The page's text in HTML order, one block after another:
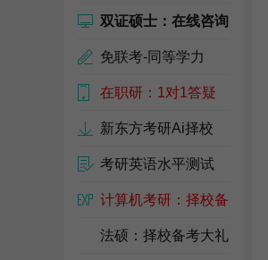
双证硕士：在线咨询
免联考-同等学力
在职研：1对1答疑
新东方考研Ai择校
考研英语水平测试
计算机考研：择校备
考包
法硕：择校备考大礼